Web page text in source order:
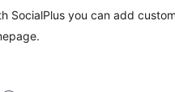
SocialPlus you can add